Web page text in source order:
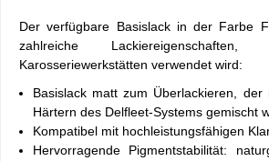
Der verfügbare Basislack in der Farbe
zahlreiche
Karosseriewerkstätten verwendet wird:
Basislack matt zum Überlackieren, der
Härtern des Delfleet-Systems gemischt
Kompatibel mit hochleistungsfähigen
Hervorragende Pigmentstabilität: